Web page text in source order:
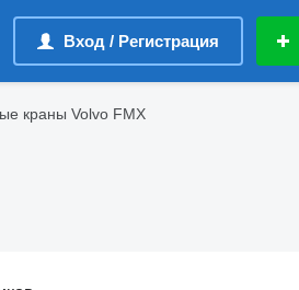
Вход / Регистрация
краны Volvo FMX